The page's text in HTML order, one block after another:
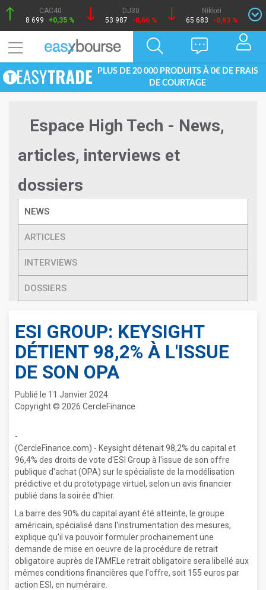
CAC40
8 699
+0,35 %
DJ30
53 987
-0,66 %
Nikkei
65 683
-0,93 %
PLUS DE 20 000 PRODUITS À 0€ DE FRAIS
DE COURTAGE
Espace High Tech - News,
articles, interviews et
dossiers
NEWS
ARTICLES
INTERVIEWS
DOSSIERS
ESI GROUP: KEYSIGHT
DÉTIENT 98,2% À L'ISSUE
DE SON OPA
Publié le 11 Janvier 2024
Copyright © 2026 CercleFinance
-
(CercleFinance.com) - Keysight détenait 98,2% du capital et
96,4% des droits de vote d'ESI Group à l'issue de son offre
publique d'achat (OPA) sur le spécialiste de la modélisation
prédictive et du prototypage virtuel, selon un avis financier
publié dans la soirée d'hier.
La barre des 90% du capital ayant été atteinte, le groupe
américain, spécialisé dans l'instrumentation des mesures,
explique qu'il va pouvoir formuler prochainement une
demande de mise en oeuvre de la procédure de retrait
obligatoire auprès de l'AMF.Le retrait obligatoire sera libellé aux
mêmes conditions financières que l'offre, soit 155 euros par
action ESI, en numéraire.